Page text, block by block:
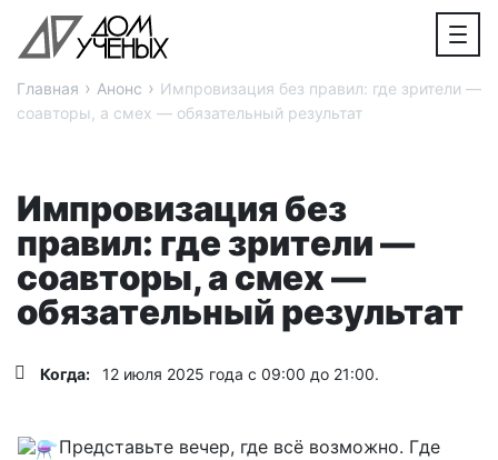
Главная › Анонс › Импровизация без правил: где зрители —
соавторы, а смех — обязательный результат
Импровизация без
правил: где зрители —
соавторы, а смех —
обязательный результат
Когда: 12 июля 2025 года с 09:00 до 21:00.
Представьте вечер, где всё возможно. Где